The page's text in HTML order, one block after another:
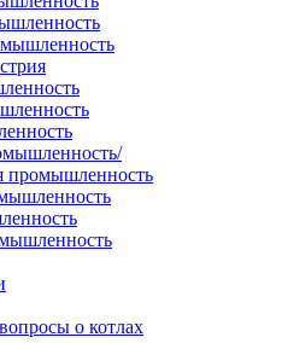
промышленность
о котлах